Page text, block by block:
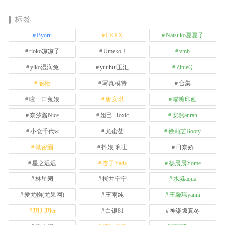
标签
Byoru LRXX Natsuko夏夏子
rioko凉凉子 Umeko J vmb
yiko湿润兔 yuuhui玉汇 ZinieQ
丽柜 写真模特 合集
咬一口兔娘 唐安琪 喵糖印画
奈汐酱Nice 妲己_Toxic 安然anran
小仓千代w 尤蜜荟 徐莉芝Booty
微密圈 抖娘-利世 日奈娇
星之迟迟 杏子Yada 杨晨晨Yome
林星阑 桜井宁宁 水淼aqua
爱尤物(尤果网) 王雨纯 王馨瑶yanni
玥儿玥er 白银81 神楽坂真冬